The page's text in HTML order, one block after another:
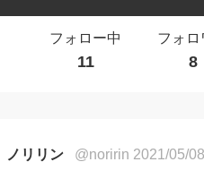
フォロー中
11
フォロ
8
ノリリン @noririn 2021/05/08